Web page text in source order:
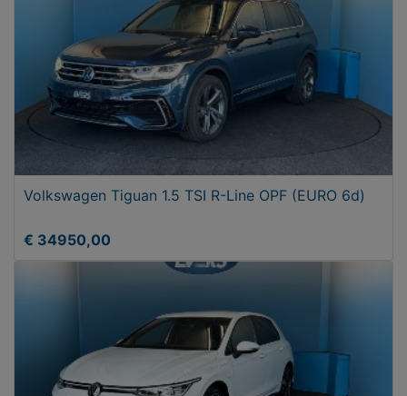
Volkswagen Tiguan 1.5 TSI R-Line OPF (EURO 6d)
€ 34950,00